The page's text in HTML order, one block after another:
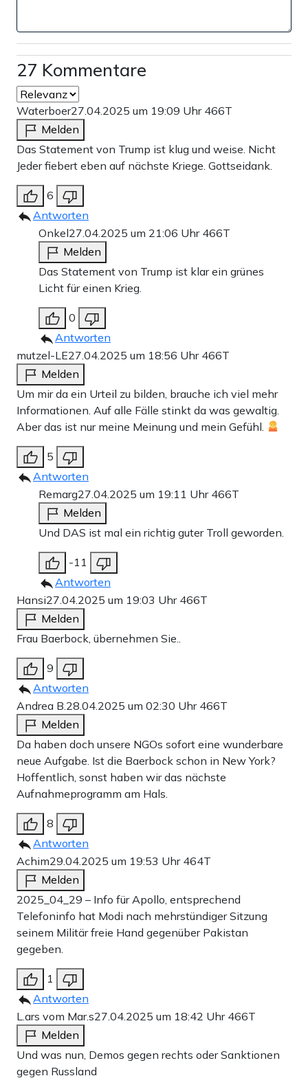
war dies in den letzten Tagen zu spüren. Dort stießen etwa
am Samstag Pakistaner und Inder bei Demonstrationen
aufeinander. 2021 lebten in London rund 320.000 in
Indien geborene Menschen und rund 130.000 in Pakistan
geborene Menschen.
Erste internationale Versuche, die Krise zwischen
Pakistan und Indien beizulegen, haben bislang zu keinen
Ergebnissen geführt. Saudi-Arabien und ausgerechnet der
Iran boten sich als Zwischenhändler für Verhandlungen
zwischen den beiden Ländern an – bislang offenbar ohne
großen Erfolg.
US-Präsident Donald Trump am Freitag: „Ich stehe Indien
und Pakistan nahe. Sie kämpfen seit tausend Jahren in
Kaschmir (…). An dieser Grenze gibt es seit 1500 Jahren
Spannungen. Sie werden es auf die eine oder andere
Weise lösen.“ Eigentlich gelten Indien und die USA als
enge Verbündete – so verzichtete Indien etwa nach
Trumps Zollankündigung Anfang April auf
Gegenmaßnahmen. Der indische Premierminister
Narendra Modi gilt auch politisch als Trump nahestehend.
In den nächsten Tagen wird sich wohl entscheiden, ob der
Konflikt doch noch abkühlen wird. Die derzeitigen
Aussagen von beiden Seiten weisen jedoch nicht darauf
hin. Pakistans Eisenbahnminister Hanif Abbasi sagte etwa
erst am Sonntag: „Unsere Atomraketen sind keine
Dekoration. Sie wurden für Indien hergestellt.“
Teilen:
Zu den Kommentaren (27)
Einmalig
Apollo News unterstützen
Zahlungsoptionen: Pay
Pay
10 €
15 €
27 Kommentare
Waterboer27.04.2025 um 19:09 Uhr 466T
Melden
Das Statement von Trump ist klug und weise. Nicht
Jeder fiebert eben auf nächste Kriege. Gottseidank.
6
Antworten
Onkel27.04.2025 um 21:06 Uhr 466T
Melden
Das Statement von Trump ist klar ein grünes
Licht für einen Krieg.
0
Antworten
mutzel-LE27.04.2025 um 18:56 Uhr 466T
Melden
Um mir da ein Urteil zu bilden, brauche ich viel mehr
Informationen. Auf alle Fälle stinkt da was gewaltig.
Aber das ist nur meine Meinung und mein Gefühl.
5
Antworten
Remarg27.04.2025 um 19:11 Uhr 466T
Melden
Und DAS ist mal ein richtig guter Troll geworden.
-11
Antworten
Hansi27.04.2025 um 19:03 Uhr 466T
Melden
Frau Baerbock, übernehmen Sie..
9
Antworten
Andrea B. 28.04.2025 um 02:30 Uhr 466T
Melden
Da haben doch unsere NGOs sofort eine wunderbare
neue Aufgabe. Ist die Baerbock schon in New York?
Hoffentlich, sonst haben wir das nächste
Aufnahmeprogramm am Hals.
8
Antworten
Achim29.04.2025 um 19:53 Uhr 464T
Melden
2025_04_29 – Info für Apollo, entsprechend
Telefoninfo hat Modi nach mehrstündiger Sitzung
seinem Militär freie Hand gegenüber Pakistan
gegeben.
1
Antworten
L.ars vom Mar.s27.04.2025 um 18:42 Uhr 466T
Melden
Und was nun, Demos gegen rechts oder Sanktionen
gegen Russland